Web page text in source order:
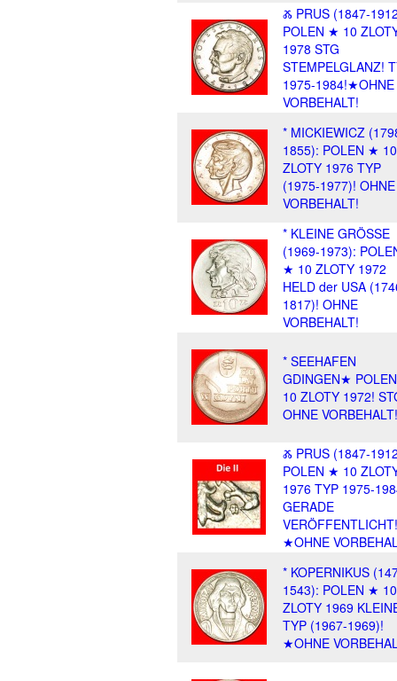
Ⰶ PRUS (1847-
POLEN ★ 10
1978 STG
STEMPELGLANZ!
1975-1984!★OHNE
VORBEHALT!
* MICKIEWICZ
1855): POLEN ★ 10
ZLOTY 1976 TYP
(1975-1977)! OHNE
VORBEHALT!
* KLEINE GRÖSSE
(1969-1973):
★ 10 ZLOTY 1972
HELD der USA
1817)! OHNE
VORBEHALT!
* SEEHAFEN
GDINGEN★
10 ZLOTY 1972!
OHNE VORBEHALT!
Ⰶ PRUS (1847-
POLEN ★ 10
1976 TYP 1975-
GERADE
VERÖFFENTLICHT!
★OHNE
* KOPERNIKUS
1543): POLEN ★ 10
ZLOTY 1969
TYP (1967-1969)!
★OHNE